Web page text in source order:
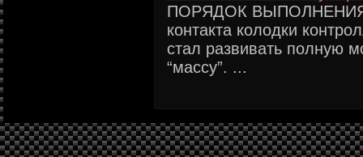
ПОРЯДОК ВЫПОЛНЕНИЯ
контакта колодки
стал развивать полную
“массу”. ...